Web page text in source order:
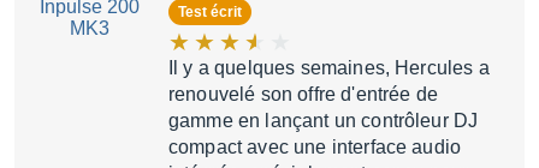
Test écrit
Il y a quelques semaines, Hercules a
renouvelé son offre d'entrée de
gamme en lançant un contrôleur DJ
compact avec une interface audio